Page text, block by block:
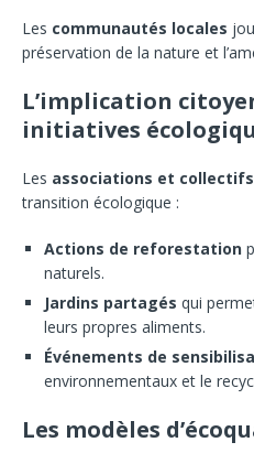
Les communautés locales
préservation de la nature et
L’implication
initiatives
Les associations et collectifs
transition écologique :
Actions de reforestation
naturels.
Jardins partagés qui
leurs propres aliments.
Événements de
environnementaux et le
Les modèles